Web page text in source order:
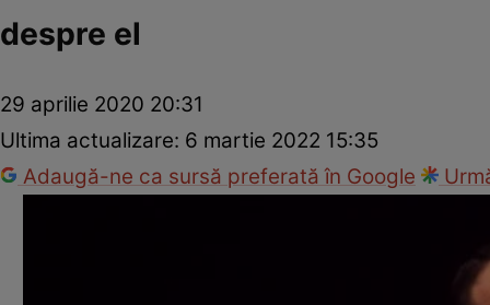
despre el
29 aprilie 2020 20:31
Ultima actualizare: 6 martie 2022 15:35
Adaugă-ne ca sursă preferată în Google